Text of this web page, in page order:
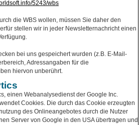
5243/wbs
die WBS wollen, müssen Sie daher den
stellen wir in jeder Newsletternachricht einen
bei uns gespeichert wurden (z.B. E-Mail-
Adressangaben für die
hiervon unberührt.
einen Webanalysedienst der Google Inc.
Cookies. Die durch das Cookie erzeugten
des Onlineangebotes durch die Nutzer
Server von Google in den USA übertragen und